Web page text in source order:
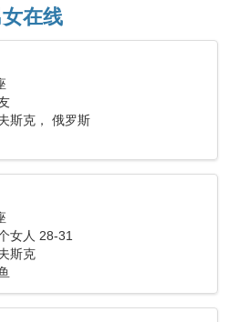
在线
斯克， 俄罗斯
女人 28-31
斯克